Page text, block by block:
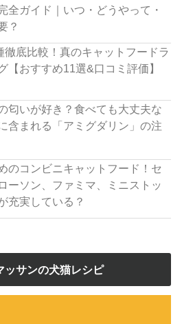
全ガイド｜いつ・どうやって・
？
徹底比較！真のキャットフードラ
【おすすめ11選&口コミ評価】
匂いが好き？食べても大丈夫な
含まれる「アミグダリン」の注
のコンビニキャットフード！セ
ーソン、ファミマ、ミニストッ
充実している？
ッサンの犬猫レシピ